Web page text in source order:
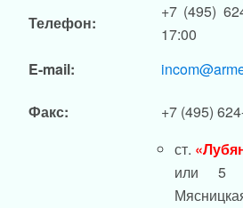
Телефон:
+7 (495)
17:00
E-mail:
Факс: +7 (495)
ст.
или 5